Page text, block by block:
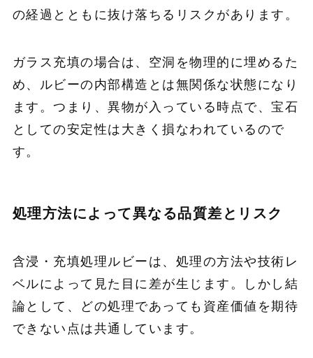
の経過とともに抜け落ちるリスクがあります。
ガラス充填の場合は、空洞を物理的に埋めるた
め、ルビーの内部構造とは無関係な状態になり
ます。つまり、異物が入っている時点で、宝石
としての安定性は大きく損なわれているので
す。
処理方法によって異なる品質差とリスク
含浸・充填処理ルビーは、処理の方法や技術レ
ベルによって見た目に差が生じます。しかし結
論として、どの処理であっても資産価値を期待
できない点は共通しています。